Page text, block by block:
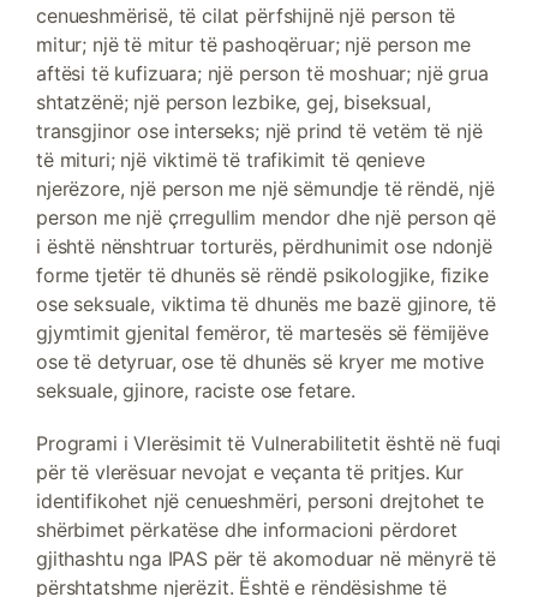
cenueshmërisë, të cilat përfshijnë një person të
mitur; një të mitur të pashoqëruar; një person me
aftësi të kufizuara; një person të moshuar; një grua
shtatzënë; një person lezbike, gej, biseksual,
transgjinor ose interseks; një prind të vetëm të një
të mituri; një viktimë të trafikimit të qenieve
njerëzore, një person me një sëmundje të rëndë, një
person me një çrregullim mendor dhe një person që
i është nënshtruar torturës, përdhunimit ose ndonjë
forme tjetër të dhunës së rëndë psikologjike, fizike
ose seksuale, viktima të dhunës me bazë gjinore, të
gjymtimit gjenital femëror, të martesës së fëmijëve
ose të detyruar, ose të dhunës së kryer me motive
seksuale, gjinore, raciste ose fetare.
Programi i Vlerësimit të Vulnerabilitetit është në fuqi
për të vlerësuar nevojat e veçanta të pritjes. Kur
identifikohet një cenueshmëri, personi drejtohet te
shërbimet përkatëse dhe informacioni përdoret
gjithashtu nga IPAS për të akomoduar në mënyrë të
përshtatshme njerëzit. Është e rëndësishme të